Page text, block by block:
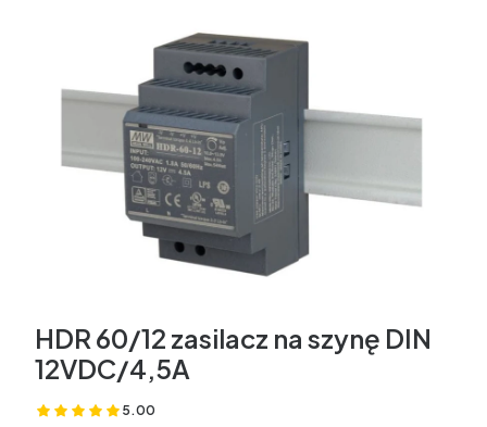
HDR 60/12 zasilacz na szynę DIN
12VDC/4,5A
5.00
(Oceny: 55 Recenzje: 0)